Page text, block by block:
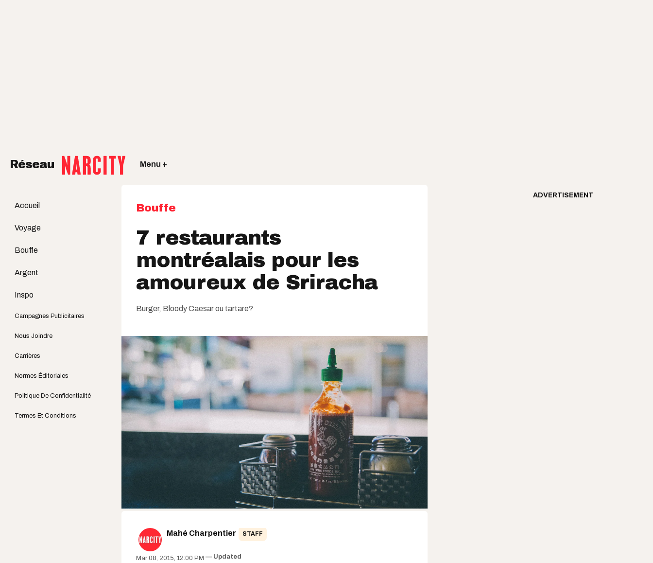
Réseau Menu +
Accueil
Voyage
Bouffe
Argent
Inspo
Campagnes Publicitaires
Nous Joindre
Carrières
Normes Éditoriales
Politique De Confidentialité
Termes Et Conditions
Bouffe
7 restaurants
montréalais pour les
amoureux de Sriracha
Burger, Bloody Caesar ou tartare?
Mahé Charpentier STAFF
Mar 08, 2015, 12:00 PM Updated
ADVERTISEMENT